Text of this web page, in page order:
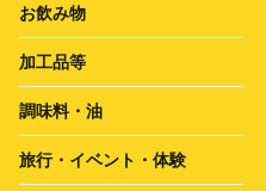
お飲み物
加工品等
調味料・油
旅行・イベント・体験